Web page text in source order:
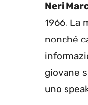
Neri
1966. La
nonché
giovane
uno